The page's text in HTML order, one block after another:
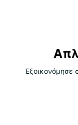
Εξοικονόμησε